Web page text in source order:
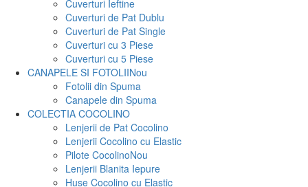
Cuverturi Ieftine
Cuverturi de Pat Dublu
Cuverturi de Pat Single
Cuverturi cu 3 Piese
Cuverturi cu 5 Piese
CANAPELE SI FOTOLIINou
Fotolii din Spuma
Canapele din Spuma
COLECTIA COCOLINO
Lenjerii de Pat Cocolino
Lenjerii Cocolino cu Elastic
Pilote CocolinoNou
Lenjerii Blanita Iepure
Huse Cocolino cu Elastic